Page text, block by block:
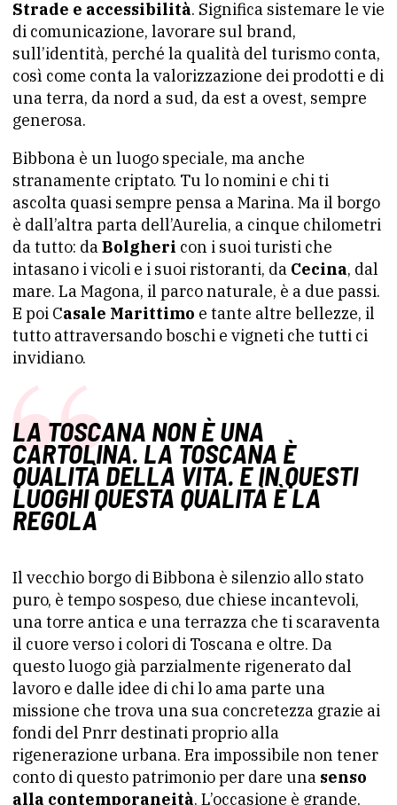
Strade e accessibilità. Significa sistemare le vie
di comunicazione, lavorare sul brand,
sull’identità, perché la qualità del turismo conta,
così come conta la valorizzazione dei prodotti e di
una terra, da nord a sud, da est a ovest, sempre
generosa.
Bibbona è un luogo speciale, ma anche
stranamente criptato. Tu lo nomini e chi ti
ascolta quasi sempre pensa a Marina. Ma il borgo
è dall’altra parta dell’Aurelia, a cinque chilometri
da tutto: daBolgheri con i suoi turisti che
intasano i vicoli e i suoi ristoranti, da Cecina, dal
mare. La Magona, il parco naturale, è a due passi.
E poi Casale Marittimo e tante altre bellezze, il
tutto attraversando boschi e vigneti che tutti ci
invidiano.
LA TOSCANA NON È UNA
CARTOLINA. LA TOSCANA È
QUALITÀ DELLA VITA. E IN QUESTI
LUOGHI QUESTA QUALITÀ È LA
REGOLA
Il vecchio borgo di Bibbona è silenzio allo stato
puro, è tempo sospeso, due chiese incantevoli,
una torre antica e una terrazza che ti scaraventa
il cuore verso i colori di Toscana e oltre. Da
questo luogo già parzialmente rigenerato dal
lavoro e dalle idee di chi lo ama parte una
missione che trova una sua concretezza grazie ai
fondi del Pnrr destinati proprio alla
rigenerazione urbana. Era impossibile non tener
conto di questo patrimonio per dare una senso
alla contemporaneità. L’occasione è grande,